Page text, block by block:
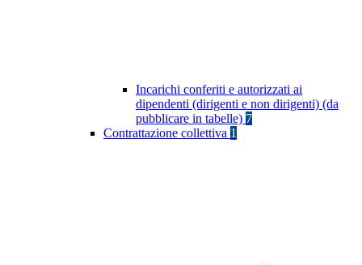
Incarichi conferiti e autorizzati ai
dipendenti (dirigenti e non dirigenti) (da
pubblicare in tabelle) 7
Contrattazione collettiva 1